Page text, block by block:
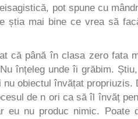
pot spune cu
știa mai bine ce vrea să
în clasa zero fata
înțeleg unde îi grăbim.
obiectul învățat
de n ori ca să îl învăț
eu nu produc nimic.